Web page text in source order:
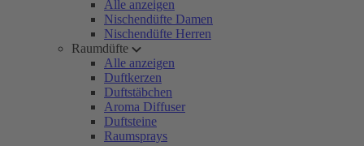
Alle anzeigen
Nischendüfte Damen
Nischendüfte Herren
Raumdüfte
Alle anzeigen
Duftkerzen
Duftstäbchen
Aroma Diffuser
Duftsteine
Raumsprays